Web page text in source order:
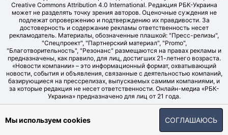
Creative Commons Attribution 4.0 International. Редакция РБК-Украина
может не разделять точку зрения авторов. Оценочные суждения не
подлежат опровержению и подтверждению их правдивости. За
достоверность и содержание рекламы ответственность несет
рекламодатель. Материалы, обозначенные плашкой: "Пресс-релизы",
"Спецпроект", "Партнерский материал", "Promo",
"Благотворительность", "Резонанс" размещаются на правах рекламы и
предназначены, как правило, для лиц, достигших 21-летнего возраста.
«Новости компании» – это информационный формат, охватывающий
новости, события и объявления, связанные с деятельностью компаний,
базирующиеся на прессрелизах, выпускаемых самими компаниями, и
за которые редакция не несет ответственности. Онлайн-медиа «РБК-
Украина» предназначено для лиц от 21 года.
© LLC "UBT MEDIA", 2006-2026.
Мы используем cookies СОГЛАШАЮСЬ